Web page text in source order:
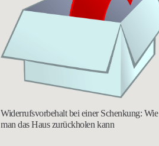
Widerrufsvorbehalt bei einer Schenkung: Wie
man das Haus zurückholen kann